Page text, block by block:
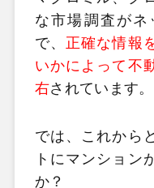
な市場調査が
で、 正確な情報
いかによって不
右されています。
では、これから
トにマンション
か？